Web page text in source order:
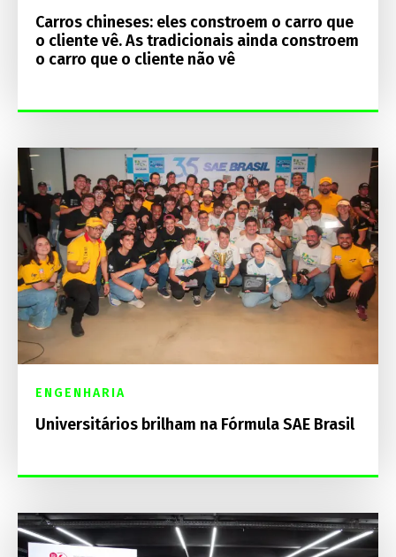
Carros chineses: eles constroem o carro que
o cliente vê. As tradicionais ainda constroem
o carro que o cliente não vê
ENGENHARIA
Universitários brilham na Fórmula SAE Brasil